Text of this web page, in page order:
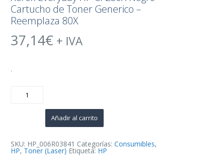
Cartucho de Toner Generico –
Reemplaza 80X
37,14€ + IVA
.
Everyday
Generico
-
Reemplaza
Añadir al carrito
SKU: HP_006R03841 Categorías:Consumibles,
HP, Toner (Laser) Etiqueta: HP